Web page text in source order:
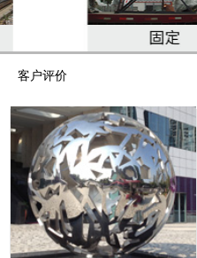
客户评价